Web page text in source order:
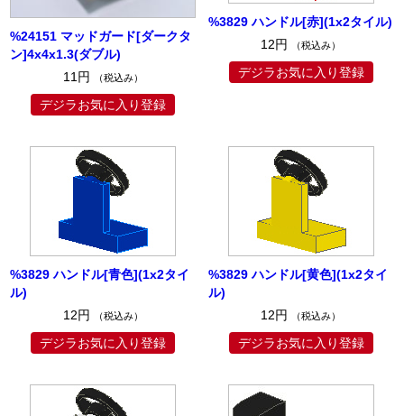
%24151 マッドガード[ダークタ
ン]4x4x1.3(ダブル)
11円
（税込み）
デジラお気に入り登録
%3829 ハンドル[赤](1x2タイル)
12円
（税込み）
デジラお気に入り登録
%3829 ハンドル[青色](1x2タイ
ル)
12円
（税込み）
デジラお気に入り登録
%3829 ハンドル[黄色](1x2タイ
ル)
12円
（税込み）
デジラお気に入り登録